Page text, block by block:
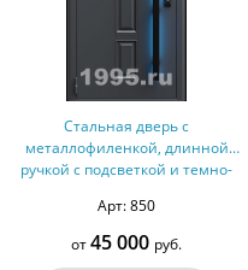
Стальная дверь с
длинной
с подсветкой и темно-
RAL 7021 (тип
45 000руб.